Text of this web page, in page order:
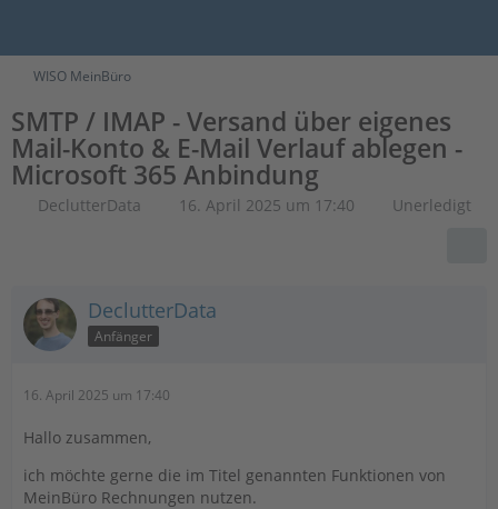
WISO MeinBüro
SMTP / IMAP - Versand über eigenes
Mail-Konto & E-Mail Verlauf ablegen -
Microsoft 365 Anbindung
DeclutterData 16. April 2025 um 17:40 Unerledigt
DeclutterData
Anfänger
16. April 2025 um 17:40
Hallo zusammen,
ich möchte gerne die im Titel genannten Funktionen von
MeinBüro Rechnungen nutzen.